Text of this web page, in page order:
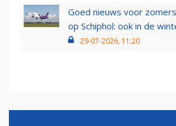
Goed nieuws voor
op Schiphol: ook in de
29-07-2026, 11:20